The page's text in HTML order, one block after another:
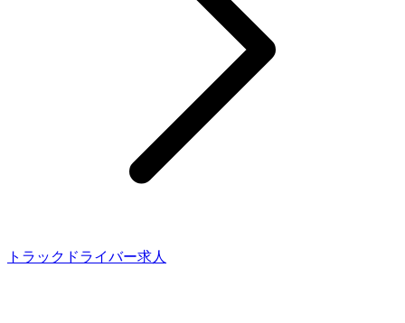
トラックドライバー求人